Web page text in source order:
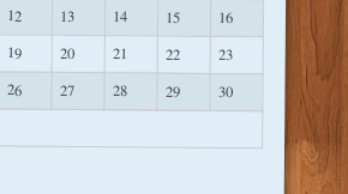
12 13 14 15
16
19 20 21 22
23
26 27 28 29
30